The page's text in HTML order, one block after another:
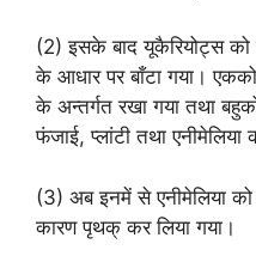
(2) इसके बाद यूकैरियोट्स को
के आधार पर बाँटा गया।
के अन्तर्गत रखा गया तथा
फंजाई, प्लांटी तथा एनीमेलिया
(3) अब इनमें से एनीमेलिया
कारण पृथक् कर लिया गया।